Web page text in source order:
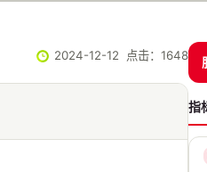
2024-12-12 点击： 1648
指